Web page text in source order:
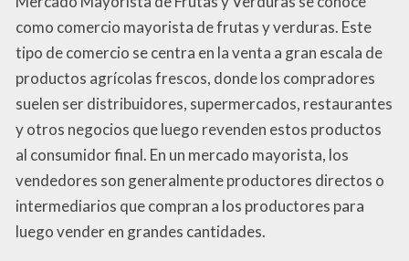
como comercio mayorista de frutas y verduras. Este
tipo de comercio se centra en la venta a gran escala de
productos agrícolas frescos, donde los compradores
suelen ser distribuidores, supermercados, restaurantes
y otros negocios que luego revenden estos productos
al consumidor final. En un mercado mayorista, los
vendedores son generalmente productores directos o
intermediarios que compran a los productores para
luego vender en grandes cantidades.